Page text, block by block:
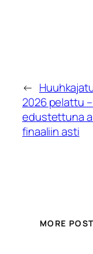
←
2026 pelattu –
edustettuna
finaaliin asti
MORE